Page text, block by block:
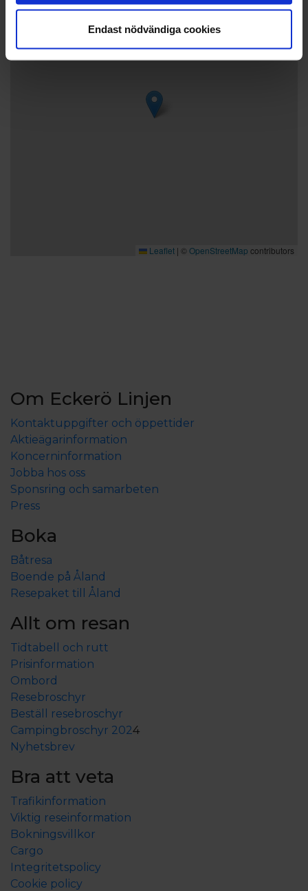
Endast nödvändiga cookies
Leaflet | ©OpenStreetMap contributors
Om Eckerö Linjen
Kontaktuppgifter och öppettider
Aktieägarinformation
Koncerninformation
Jobba hos oss
Sponsring och samarbeten
Press
Boka
Båtresa
Boende på Åland
Resepaket till Åland
Allt om resan
Tidtabell och rutt
Prisinformation
Ombord
Resebroschyr
Beställ resebroschyr
Campingbroschyr 2024
Nyhetsbrev
Bra att veta
Trafikinformation
Viktig reseinformation
Bokningsvillkor
Cargo
Integritetspolicy
Cookie policy